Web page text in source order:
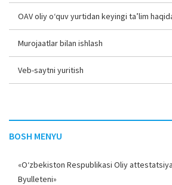
OAV oliy o‘quv yurtidan keyingi ta’lim
Murojaatlar bilan ishlash
Veb-saytni yuritish
BOSH MENYU
«O‘zbekiston Respublikasi Oliy
Byulleteni»